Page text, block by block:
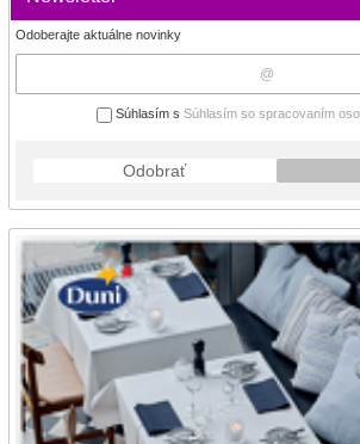
Odoberajte aktuálne novinky
Súhlasím s Súhlasím so spracovaním
Odobrať